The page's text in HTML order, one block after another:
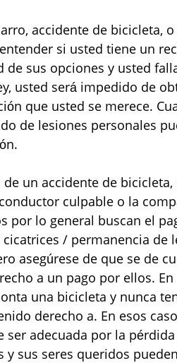
accidente de bicicleta,
si usted tiene un
de sus opciones y usted
usted será impedido de
que usted se merece.
de lesiones personales
un accidente de
culpable o la
por lo general buscan el
/ permanencia de
asegúrese de que se de
a un pago por ellos.
una bicicleta y nunca
derecho a. En esos
adecuada por la
sus seres queridos